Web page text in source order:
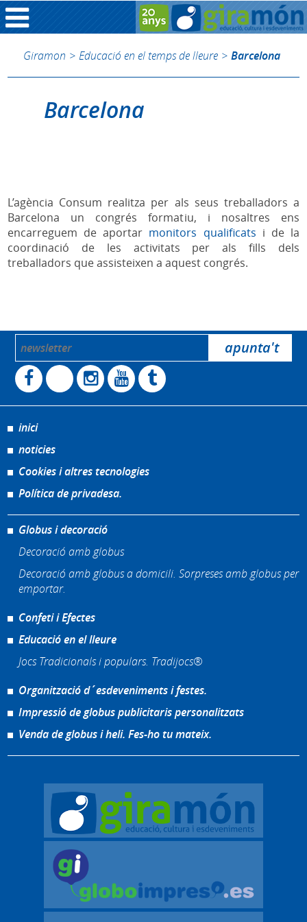
Giramon > Educació en el temps de lleure > Barcelona
Barcelona
L’agència Consum realitza per als seus treballadors a
Barcelona un congrés formatiu, i nosaltres ens
encarreguem de aportar monitors qualificats i de la
coordinació de les activitats per als fills dels
treballadors que assisteixen a aquest congrés.
inici
noticies
Cookies i altres tecnologies
Política de privadesa.
Globus i decoració
Decoració amb globus
Decoració amb globus a domicili. Sorpreses amb globus per
emportar.
Confeti i Efectes
Educació en el lleure
Jocs Tradicionals i populars. Tradijocs®
Organització d´esdeveniments i festes.
Impressió de globus publicitaris personalitzats
Venda de globus i heli. Fes-ho tu mateix.